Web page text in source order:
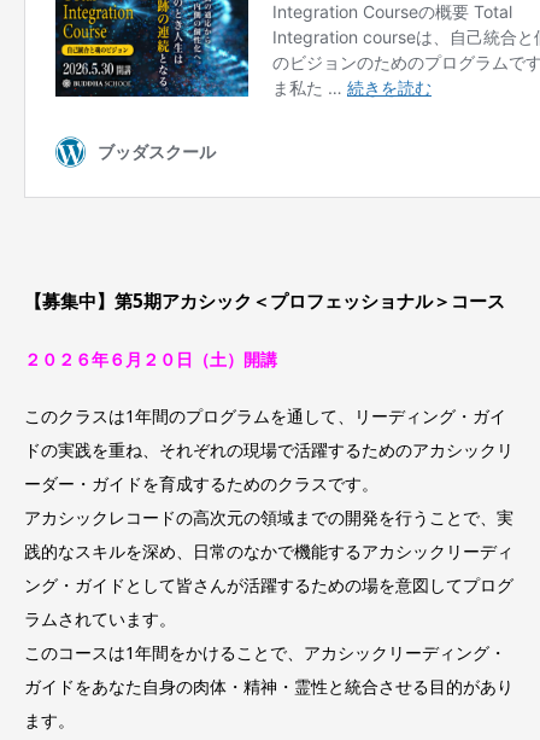
【募集中】第5期アカシック＜プロフェッショナル＞コース
２０２６年６月２０日（土）開講
このクラスは1年間のプログラムを通して、リーディング・ガイ
ドの実践を重ね、それぞれの現場で活躍するためのアカシックリ
ーダー・ガイドを育成するためのクラスです。
アカシックレコードの高次元の領域までの開発を行うことで、実
践的なスキルを深め、日常のなかで機能するアカシックリーディ
ング・ガイドとして皆さんが活躍するための場を意図してプログ
ラムされています。
このコースは1年間をかけることで、アカシックリーディング・
ガイドをあなた自身の肉体・精神・霊性と統合させる目的があり
ます。